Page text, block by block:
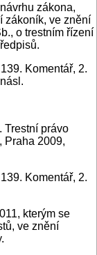
zákona,
zákoník, ve znění
o trestním řízení
Komentář, 2.
Trestní právo
Praha 2009,
Komentář, 2.
kterým se
ve znění